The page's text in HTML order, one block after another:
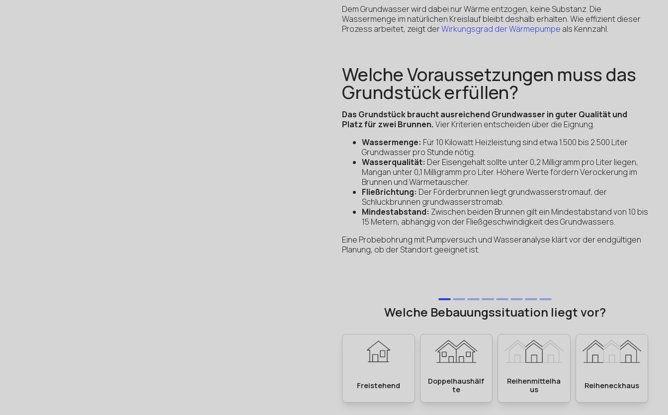
Dem Grundwasser wird dabei nur Wärme entzogen, keine Substanz. Die
Wassermenge im natürlichen Kreislauf bleibt deshalb erhalten. Wie effizient dieser
Prozess arbeitet, zeigt derWirkungsgrad der Wärmepumpe als Kennzahl.
Welche Voraussetzungen muss das
Grundstück erfüllen?
Das Grundstück braucht ausreichend Grundwasser in guter Qualität und
Platz für zwei Brunnen. Vier Kriterien entscheiden über die Eignung.
Wassermenge: Für 10 Kilowatt Heizleistung sind etwa 1.500 bis 2.500 Liter
Grundwasser pro Stunde nötig.
Wasserqualität: Der Eisengehalt sollte unter 0,2 Milligramm pro Liter liegen,
Mangan unter 0,1 Milligramm pro Liter. Höhere Werte fördern Verockerung im
Brunnen und Wärmetauscher.
Fließrichtung: Der Förderbrunnen liegt grundwasserstromauf, der
Schluckbrunnen grundwasserstromab.
Mindestabstand: Zwischen beiden Brunnen gilt ein Mindestabstand von 10 bis
15 Metern, abhängig von der Fließgeschwindigkeit des Grundwassers.
Eine Probebohrung mit Pumpversuch und Wasseranalyse klärt vor der endgültigen
Planung, ob der Standort geeignet ist.